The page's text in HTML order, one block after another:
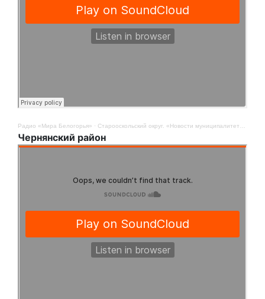
Радио «Мира Белогорья» · Старооскольский округ. «Новости муниципалитетов». 4 августа
Чернянский район